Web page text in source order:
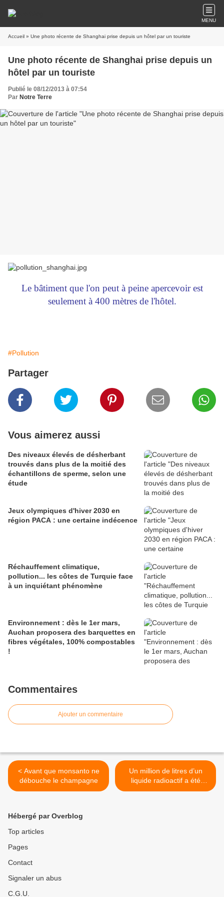
MENU
Accueil » Une photo récente de Shanghai prise depuis un hôtel par un touriste
Une photo récente de Shanghai prise depuis un
hôtel par un touriste
Publié le 08/12/2013 à 07:54
Par Notre Terre
Le bâtiment que l'on peut à peine apercevoir est
seulement à 400 mètres de l'hôtel.
#Pollution
Partager
Vous aimerez aussi
Des niveaux élevés de désherbant
trouvés dans plus de la moitié des
échantillons de sperme, selon une
étude
Jeux olympiques d'hiver 2030 en
région PACA : une certaine indécence
Réchauffement climatique,
pollution... les côtes de Turquie face
à un inquiétant phénomène
Environnement : dès le 1er mars,
Auchan proposera des barquettes en
fibres végétales, 100% compostables
!
Commentaires
Ajouter un commentaire
< Avant que monsanto ne
débouche le champagne
Un million de litres d’un
liquide radioactif a été
déversé dans le nord de
Hébergé par Overblog
Top articles
Pages
Contact
Signaler un abus
C.G.U.